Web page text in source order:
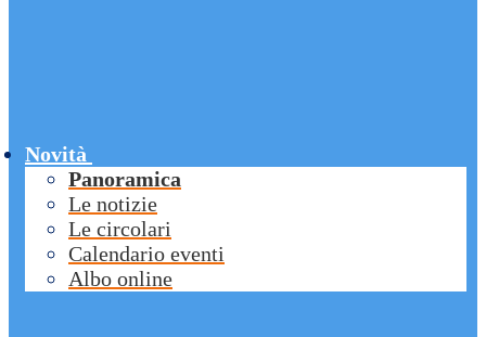
Novità
Panoramica
Le notizie
Le circolari
Calendario eventi
Albo online